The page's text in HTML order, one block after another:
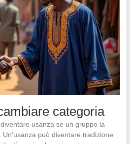
categoria
usanza se un gruppo la
può diventare tradizione